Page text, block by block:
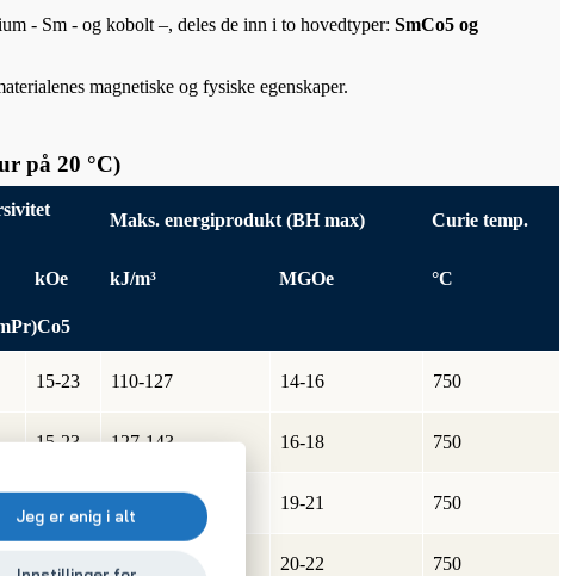
- Sm - og kobolt –, deles de inn i to hovedtyper: SmCo5 og
magnetiske og fysiske egenskaper.
på 20 °C)
Maks. energiprodukt (BH max) Curie temp.
kOe kJ/m³ MGOe °C
15-23 110-127 14-16 750
15-23 127-143 16-18 750
19-21 750
15-23 160-175 20-22 750
Jeg er enig i alt